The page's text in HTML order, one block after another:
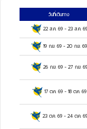
วันที่เดินทาง
22 ส.ค. 69- 23 ส.ค. 69
19 ก.ย. 69 -20 ก.ย. 69
26 ก.ย. 69- 27 ก.ย. 69
17 ต.ค. 69- 18 ต.ค. 69
23 ต.ค. 69 -24 ต.ค. 69